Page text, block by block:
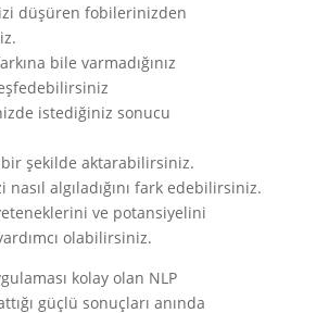
düşüren fobilerinizden
bile varmadığınız
istediğiniz sonucu
şekilde aktarabilirsiniz.
nasıl algıladığını fark edebilirsiniz.
ve potansiyelini
olabilirsiniz.
kolay olan NLP
güçlü sonuçları anında